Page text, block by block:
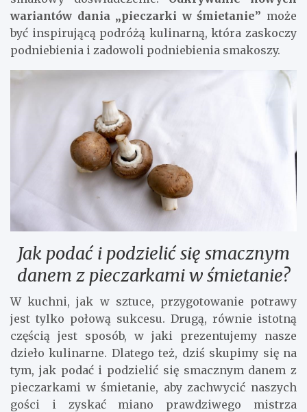
wariantów dania „pieczarki w śmietanie” może
być inspirującą podróżą kulinarną, która zaskoczy
podniebienia i zadowoli podniebienia smakoszy.
Jak podać i podzielić się smacznym
danem z pieczarkami w śmietanie?
W kuchni, jak w sztuce, przygotowanie potrawy
jest tylko połową sukcesu. Drugą, równie istotną
częścią jest sposób, w jaki prezentujemy nasze
dzieło kulinarne. Dlatego też, dziś skupimy się na
tym, jak podać i podzielić się smacznym danem z
pieczarkami w śmietanie, aby zachwycić naszych
gości i zyskać miano prawdziwego mistrza